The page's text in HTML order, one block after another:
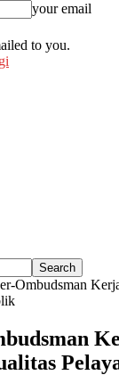
your email
to you.
Ombudsman